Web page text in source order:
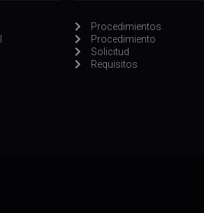
Procedimientos
Procedimiento
Solicitud
Requisitos